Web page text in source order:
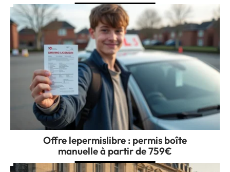
Offre lepermislibre : permis boîte
manuelle à partir de 759€